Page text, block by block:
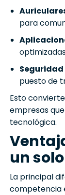
para
puesto de
Esto
empresas
tecnológica.
un
La principal
competencia